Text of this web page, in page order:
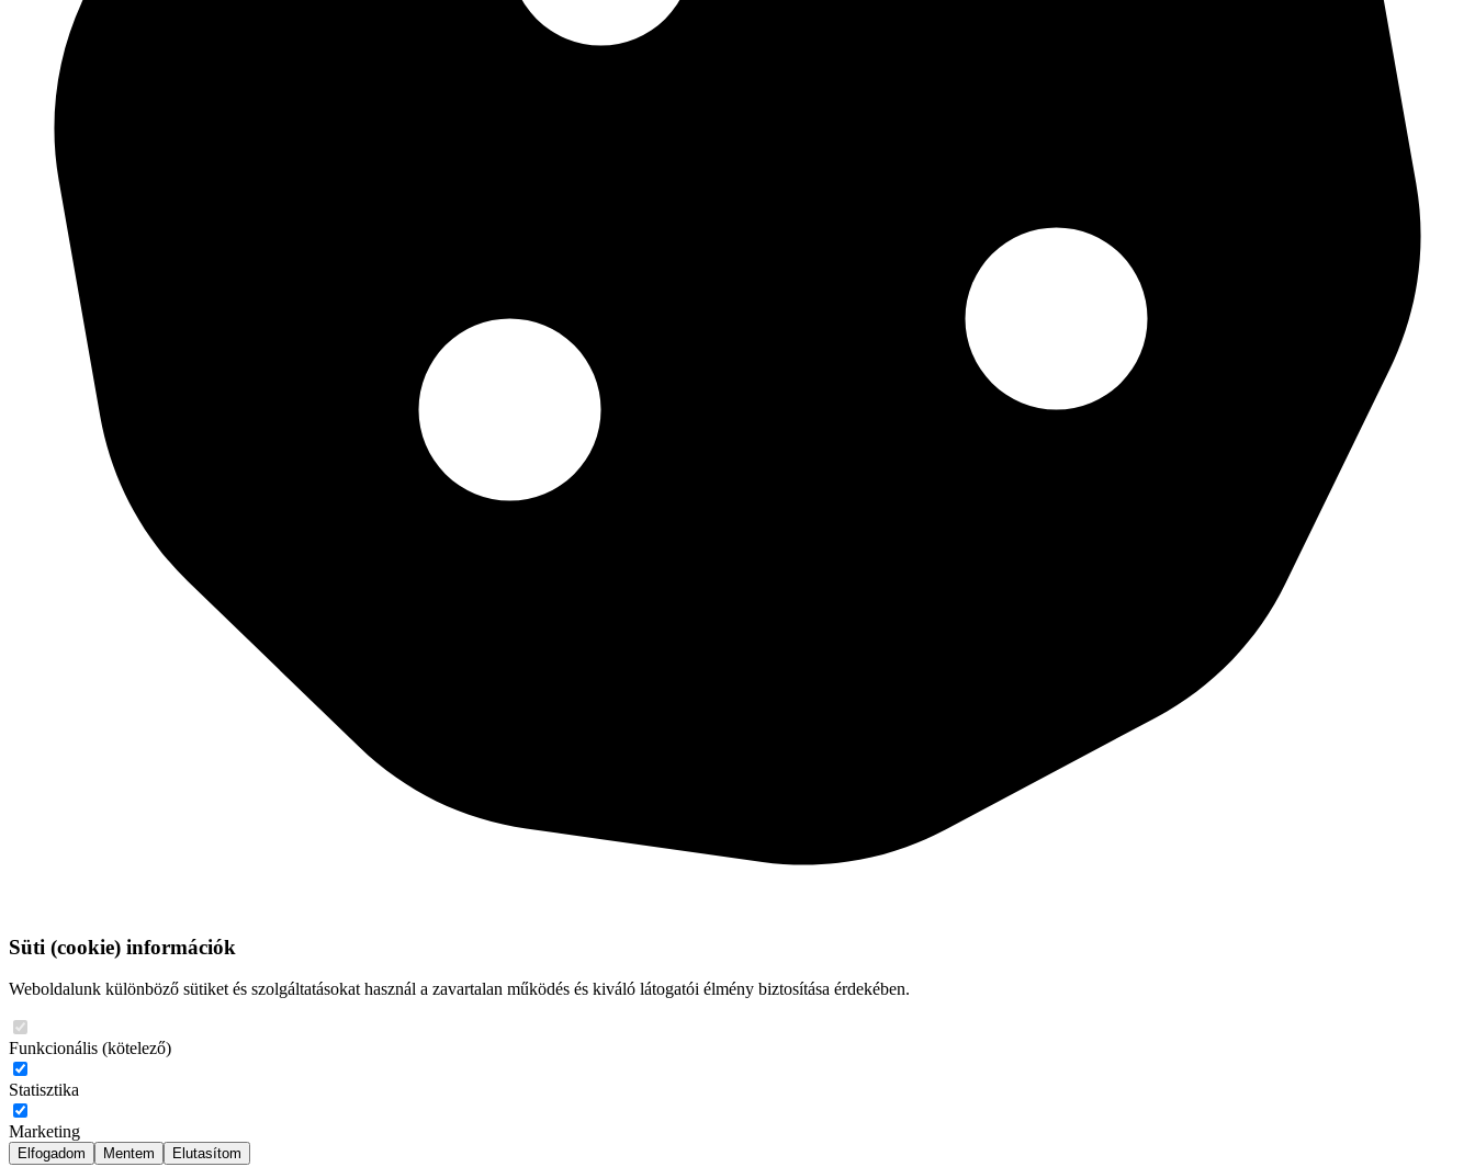
Süti (cookie) információk
Weboldalunk különböző sütiket és szolgáltatásokat használ a zavartalan működés és kiváló látogatói élmény biztosítása érdekében.
Funkcionális (kötelező)
Statisztika
Marketing
Elfogadom Mentem Elutasítom